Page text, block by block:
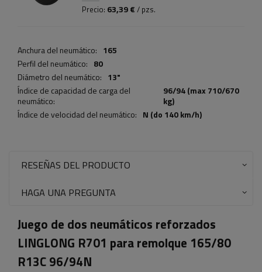
Precio: 63,39 € / pzs.
Anchura del neumático: 165
Perfil del neumático: 80
Diámetro del neumático: 13"
Índice de capacidad de carga del
neumático:
96/94 (max 710/670
kg)
Índice de velocidad del neumático: N (do 140 km/h)
RESEÑAS DEL PRODUCTO
HAGA UNA PREGUNTA
Juego de dos neumáticos reforzados
LINGLONG R701 para remolque 165/80
R13C 96/94N